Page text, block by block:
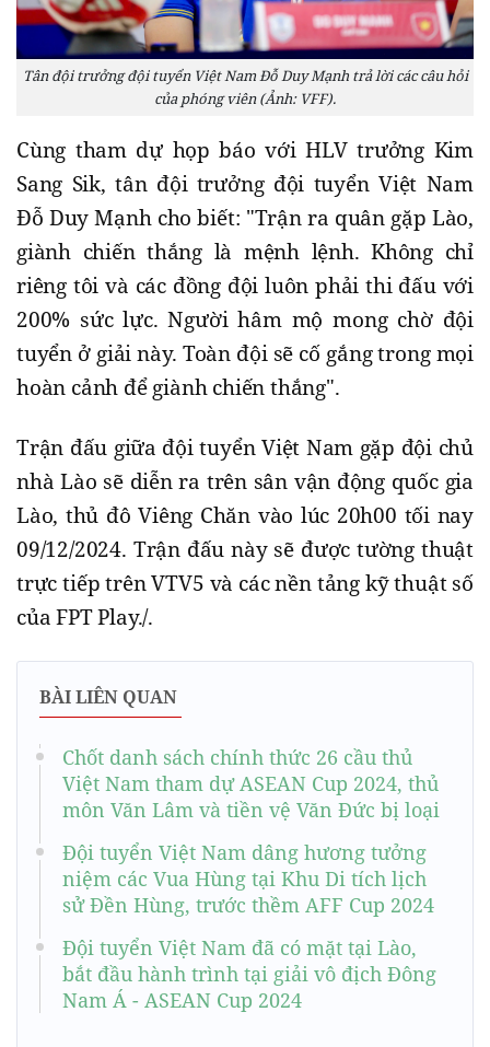
Tân đội trưởng đội tuyển Việt Nam Đỗ Duy Mạnh trả lời các câu hỏi
của phóng viên (Ảnh: VFF).
Cùng tham dự họp báo với HLV trưởng Kim
Sang Sik, tân đội trưởng đội tuyển Việt Nam
Đỗ Duy Mạnh cho biết: "Trận ra quân gặp Lào,
giành chiến thắng là mệnh lệnh. Không chỉ
riêng tôi và các đồng đội luôn phải thi đấu với
200% sức lực. Người hâm mộ mong chờ đội
tuyển ở giải này. Toàn đội sẽ cố gắng trong mọi
hoàn cảnh để giành chiến thắng".
Trận đấu giữa đội tuyển Việt Nam gặp đội chủ
nhà Lào sẽ diễn ra trên sân vận động quốc gia
Lào, thủ đô Viêng Chăn vào lúc 20h00 tối nay
09/12/2024. Trận đấu này sẽ được tường thuật
trực tiếp trên VTV5 và các nền tảng kỹ thuật số
của FPT Play./.
BÀI LIÊN QUAN
Chốt danh sách chính thức 26 cầu thủ
Việt Nam tham dự ASEAN Cup 2024, thủ
môn Văn Lâm và tiền vệ Văn Đức bị loại
Đội tuyển Việt Nam dâng hương tưởng
niệm các Vua Hùng tại Khu Di tích lịch
sử Đền Hùng, trước thềm AFF Cup 2024
Đội tuyển Việt Nam đã có mặt tại Lào,
bắt đầu hành trình tại giải vô địch Đông
Nam Á - ASEAN Cup 2024